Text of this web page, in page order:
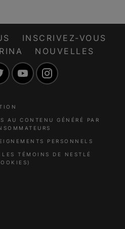
INSCRIVEZ-VOUS
NOUVELLES
Twitter YouTube
AU CONTENU GÉNÉRÉ PAR
PERSONNELS
TÉMOINS DE NESTLÉ